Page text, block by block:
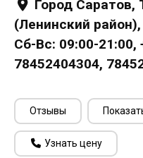
Город Саратов,
(Ленинский район),
Сб-Вс: 09:00-21:00,
78452404304,
Отзывы
Узнать цену